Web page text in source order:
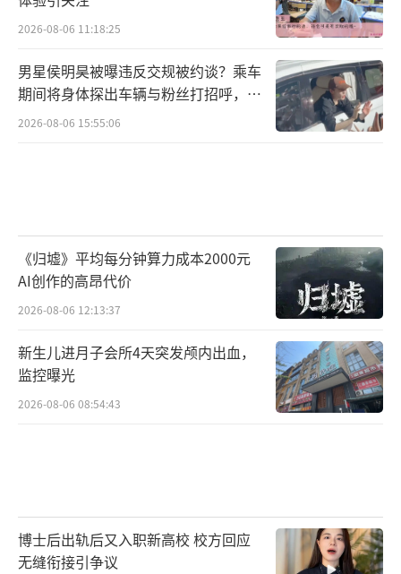
2026-08-06 11:18:25
男星侯明昊被曝违反交规被约谈？乘车
期间将身体探出车辆与粉丝打招呼，当
地交警回应
2026-08-06 15:55:06
《归墟》平均每分钟算力成本2000元
AI创作的高昂代价
2026-08-06 12:13:37
新生儿进月子会所4天突发颅内出血，
监控曝光
2026-08-06 08:54:43
博士后出轨后又入职新高校 校方回应
无缝衔接引争议